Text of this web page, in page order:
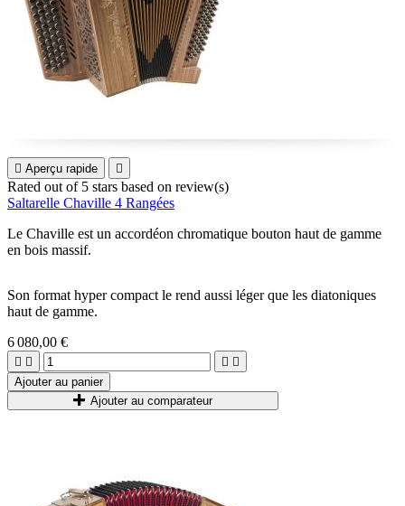
 Aperçu rapide 
Rated out of 5 stars based on review(s)
Saltarelle Chaville 4 Rangées
Le Chaville est un accordéon chromatique bouton haut de gamme
en bois massif.
Son format hyper compact le rend aussi léger que les diatoniques
haut de gamme.
6 080,00 €
   
Ajouter au panier
Ajouter au comparateur